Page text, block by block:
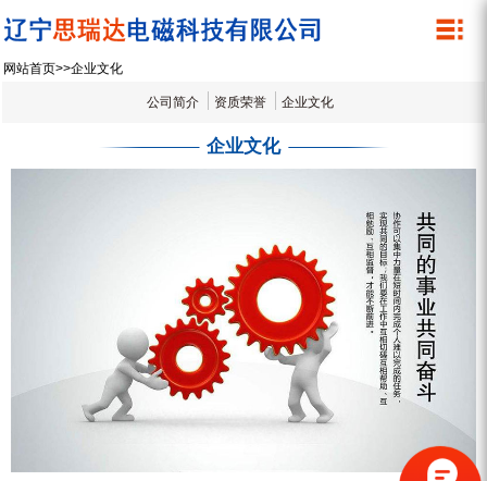
关于我们
产品中心
湿式筒式磁选机
微细粉干粉螺旋磁选机
永磁滚筒
设备展示
螺旋除铁器
网站首页>>企业文化
公司简介 资质荣誉 企业文化
企业文化